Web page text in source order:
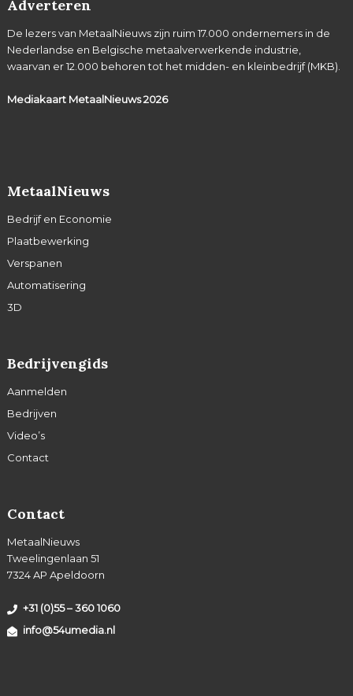
Adverteren
De lezers van MetaalNieuws zijn ruim 17.000 ondernemers in de
Nederlandse en Belgische metaalverwerkende industrie,
waarvan er 12.000 behoren tot het midden- en kleinbedrijf (MKB).
Mediakaart MetaalNieuws2026
MetaalNieuws
Bedrijf en Economie
Plaatbewerking
Verspanen
Automatisering
3D
Bedrijvengids
Aanmelden
Bedrijven
Video’s
Contact
Contact
MetaalNieuws
Tweelingenlaan 51
7324 AP Apeldoorn
+31 (0)55 – 360 1060
info@54umedia.nl